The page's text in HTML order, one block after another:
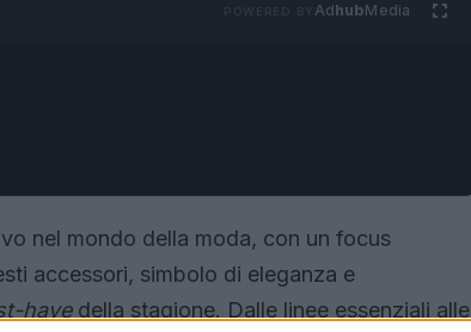
AdhubMedia
nel mondo della moda, con un focus
accessori, simbolo di eleganza e
havedella stagione. Dalle linee essenziali alle